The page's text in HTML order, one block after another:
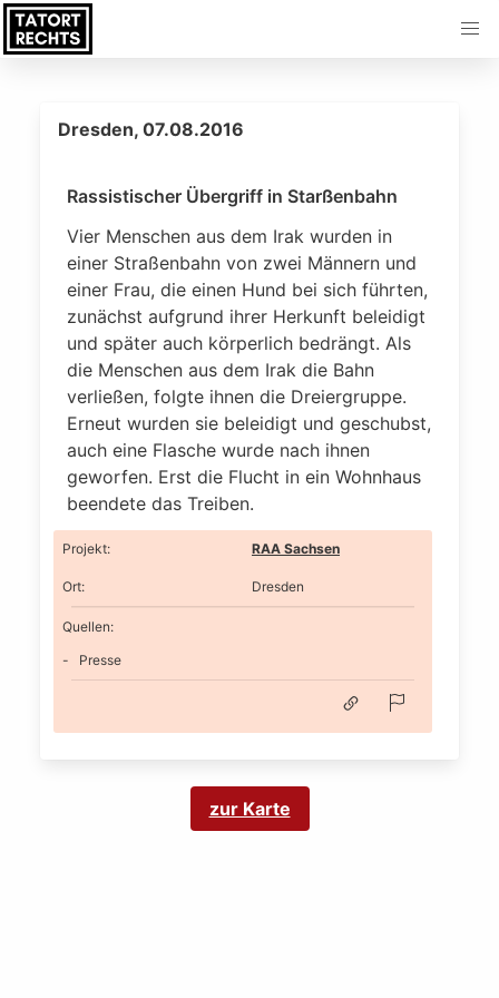
Dresden, 07.08.2016
Rassistischer Übergriff in Starßenbahn
Vier Menschen aus dem Irak wurden in
einer Straßenbahn von zwei Männern und
einer Frau, die einen Hund bei sich führten,
zunächst aufgrund ihrer Herkunft beleidigt
und später auch körperlich bedrängt. Als
die Menschen aus dem Irak die Bahn
verließen, folgte ihnen die Dreiergruppe.
Erneut wurden sie beleidigt und geschubst,
auch eine Flasche wurde nach ihnen
geworfen. Erst die Flucht in ein Wohnhaus
beendete das Treiben.
Projekt: RAA Sachsen
Ort: Dresden
Quellen:
Presse
zur Karte